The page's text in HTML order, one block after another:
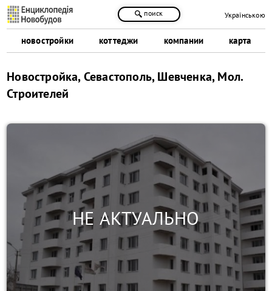
новостройки коттеджи компании карта
поиск Українською
Новостройка, Севастополь, Шевченка, Мол.
Строителей